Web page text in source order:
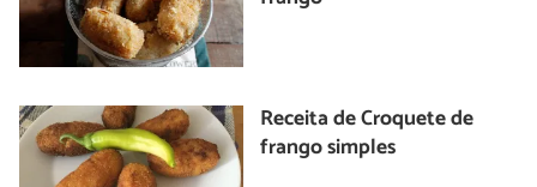
Receita de Croquete de
frango simples